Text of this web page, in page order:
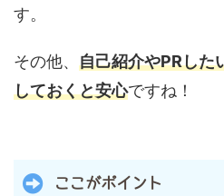
す。
その他、 自己紹介やPRした
しておくと安心ですね！
ここがポイント